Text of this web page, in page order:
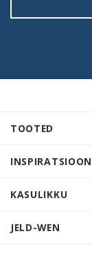
TOOTED
INSPIRATSIOON
KASULIKKU
JELD-WEN